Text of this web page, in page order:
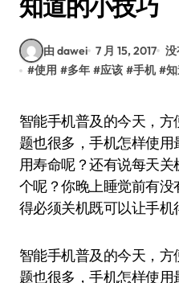
知道的小技巧
由 dawei 7 月 15, 2017 没
#使用 #多年 #应该 #手机 #
智能手机普及的今天，方便了生活，随之而来的问
题也很多，手机怎样使
用寿命呢？还有说每天
个呢？你晚上睡觉前有
得必须关机既可以让手机
智能手机普及的今天，
题也很多，手机怎样使